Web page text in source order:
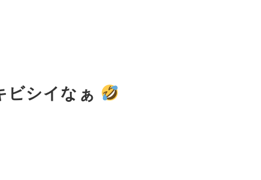
ビシイなぁ